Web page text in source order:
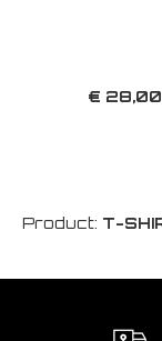
€ 28,00
Product: T-